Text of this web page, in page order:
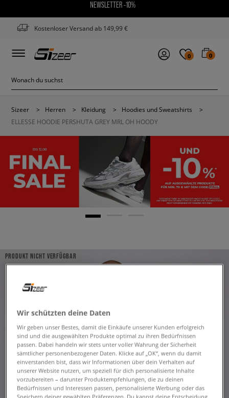
NEWSLETTER -10%
Kostenloser Versand ab 149,99 €
0 0
Sizeer > Herren > Kleidung > Hoodies und Sweatshirts
>
ELLESSE HOODIE PERSHUTA GREY MRL OH HOODY
PRODUKT NICHT VERFÜGBAR
Wir schützten deine Daten
Wir geben unser Bestes, damit die Einkäufe unserer Kunden erfolgreich
sind und die ausgewählten Produkte optimal zu ihren Bedürfnissen
passen. Dabei handeln wir stets unter voller Wahrung der Sicherheit
sämtlicher personenbezogener Daten. Klicke auf „OK“, wenn du damit
einverstanden bist, dass wir Informationen über dein Verhalten auf
unserer Website nutzen, um speziell für dich personalisierte Inhalte
vorzubereiten – darunter Produktempfehlungen, die zu deinen
Bedürfnissen und Interessen passen, personalisierte Werbung oder das
Speichern deiner gewählten Präferenzen. Du kannst deine Entscheidung